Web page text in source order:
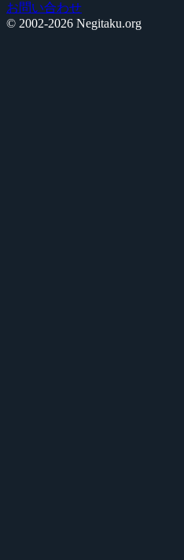
お問い合わせ
© 2002-2026 Negitaku.org